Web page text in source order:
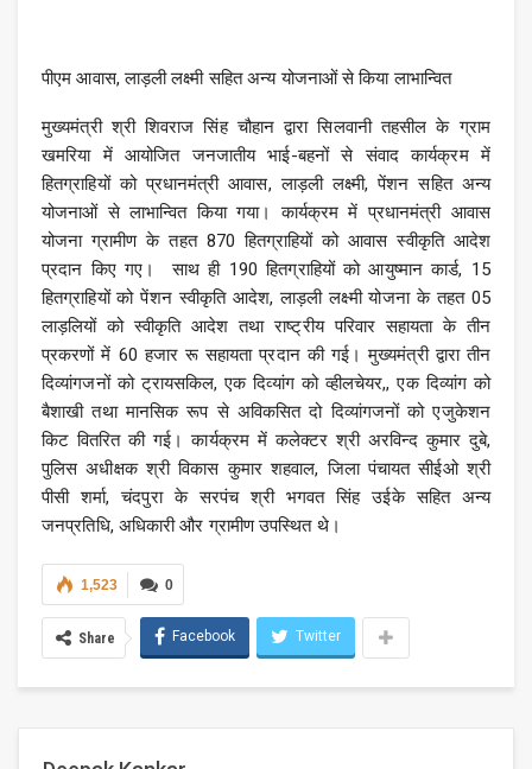
पीएम आवास, लाड़ली लक्ष्मी सहित अन्य योजनाओं से किया लाभान्वित
मुख्यमंत्री श्री शिवराज सिंह चौहान द्वारा सिलवानी तहसील के ग्राम
खमरिया में आयोजित जनजातीय भाई-बहनों से संवाद कार्यक्रम में
हितग्राहियों को प्रधानमंत्री आवास, लाड़ली लक्ष्मी, पेंशन सहित अन्य
योजनाओं से लाभान्वित किया गया। कार्यक्रम में प्रधानमंत्री आवास
योजना ग्रामीण के तहत 870 हितग्राहियों को आवास स्वीकृति आदेश
प्रदान किए गए। साथ ही 190 हितग्राहियों को आयुष्मान कार्ड, 15
हितग्राहियों को पेंशन स्वीकृति आदेश, लाड़ली लक्ष्मी योजना के तहत 05
लाड़लियों को स्वीकृति आदेश तथा राष्ट्रीय परिवार सहायता के तीन
प्रकरणों में 60 हजार रू सहायता प्रदान की गई। मुख्यमंत्री द्वारा तीन
दिव्यांगजनों को ट्रायसकिल, एक दिव्यांग को व्हीलचेयर,, एक दिव्यांग को
बैशाखी तथा मानसिक रूप से अविकसित दो दिव्यांगजनों को एजुकेशन
किट वितरित की गई। कार्यक्रम में कलेक्टर श्री अरविन्द कुमार दुबे,
पुलिस अधीक्षक श्री विकास कुमार शहवाल, जिला पंचायत सीईओ श्री
पीसी शर्मा, चंदपुरा के सरपंच श्री भगवत सिंह उईके सहित अन्य
जनप्रतिधि, अधिकारी और ग्रामीण उपस्थित थे।
0
1,523
Share Facebook Twitter